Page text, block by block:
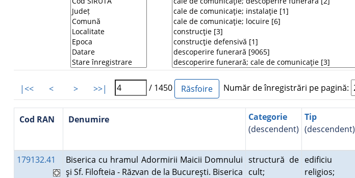
|<< < > >>| / 1450 Număr de înregistrări pe pagină:
Cod RAN Denumire
Categorie
(descendent)
Tip
(descendent)
179132.41
Biserica cu hramul Adormirii Maicii Domnului
şi Sf. Filofteia - Răzvan de la Bucureşti. Biserica
structură de
cult;
edificiu
religios;